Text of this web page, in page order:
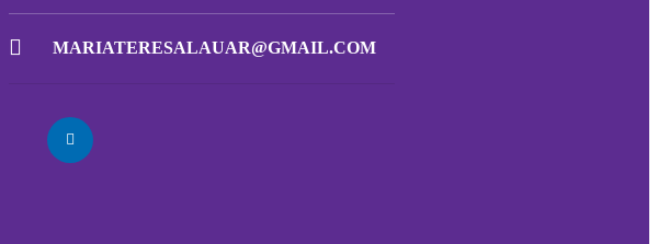
MARIATERESALAUAR@GMAIL.COM